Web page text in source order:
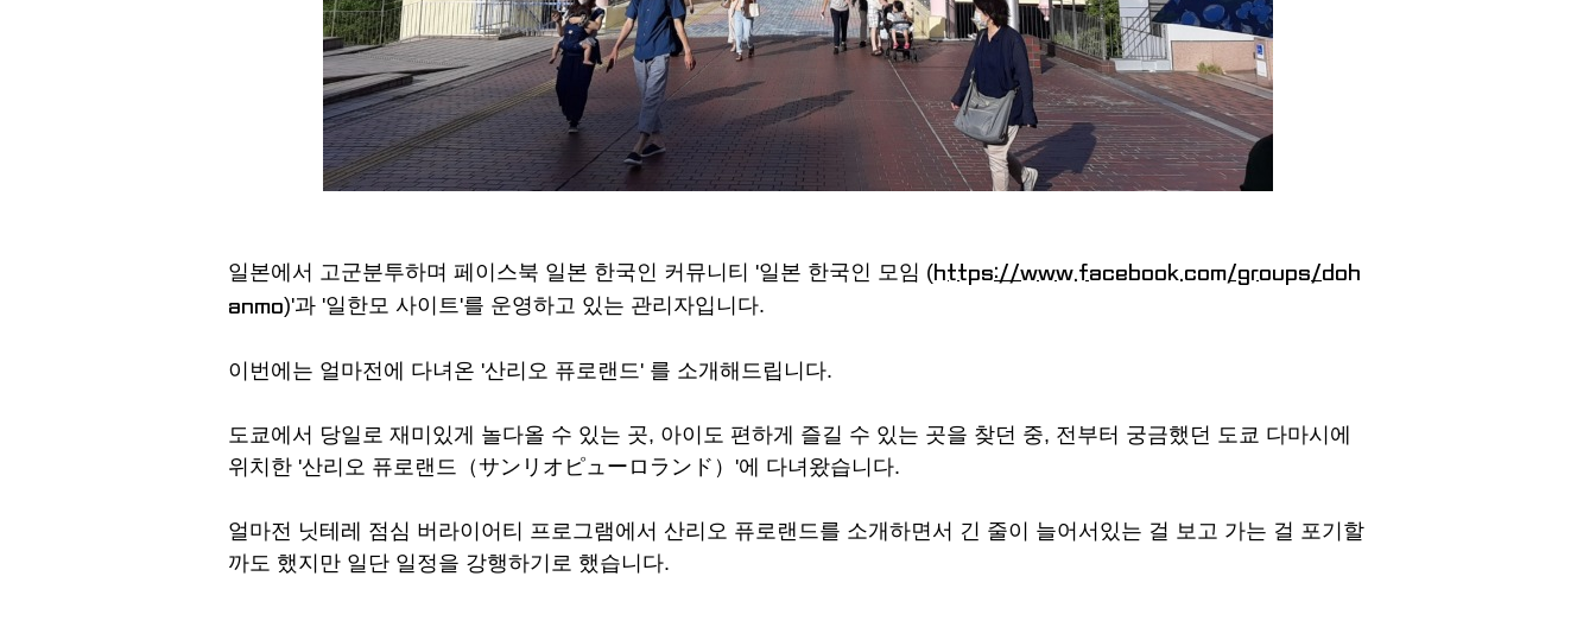
일본에서 고군분투하며 페이스북 일본 한국인 커뮤니티 '일본 한국인 모임 (https://www.facebook.com/groups/doh
anmo)'과 '일한모 사이트'를 운영하고 있는 관리자입니다.
이번에는 얼마전에 다녀온 '산리오 퓨로랜드' 를 소개해드립니다.
도쿄에서 당일로 재미있게 놀다올 수 있는 곳, 아이도 편하게 즐길 수 있는 곳을 찾던 중, 전부터 궁금했던 도쿄 다마시에
위치한 '산리오 퓨로랜드（サンリオピューロランド）'에 다녀왔습니다.
얼마전 닛테레 점심 버라이어티 프로그램에서 산리오 퓨로랜드를 소개하면서 긴 줄이 늘어서있는 걸 보고 가는 걸 포기할
까도 했지만 일단 일정을 강행하기로 했습니다.